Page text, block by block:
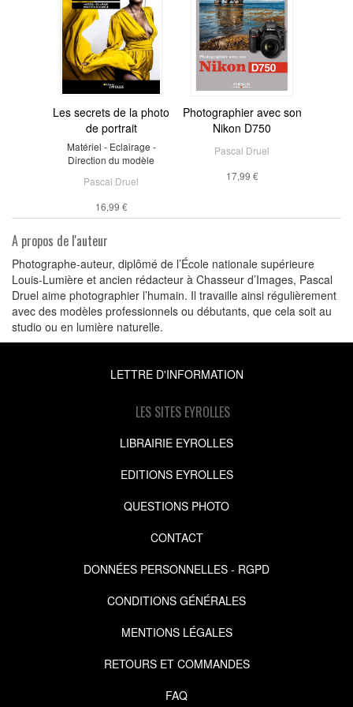
Les secrets de la photo
de portrait
Matériel - Eclairage -
Direction du modèle
Pascal Druel
16,99 €
Photographier avec son
Nikon D750
Pascal Druel
17,99 €
A propos de l'auteur
Photographe-auteur, diplômé de l’École nationale supérieure
Louis-Lumière et ancien rédacteur à Chasseur d’Images, Pascal
Druel aime photographier l’humain. Il travaille ainsi régulièrement
avec des modèles professionnels ou débutants, que cela soit au
studio ou en lumière naturelle.
LETTRE D'INFORMATION
LES SITES EYROLLES
LIBRAIRIE EYROLLES
EDITIONS EYROLLES
QUESTIONS PHOTO
CONTACT
DONNÉES PERSONNELLES - RGPD
CONDITIONS GÉNÉRALES
MENTIONS LÉGALES
RETOURS ET COMMANDES
FAQ